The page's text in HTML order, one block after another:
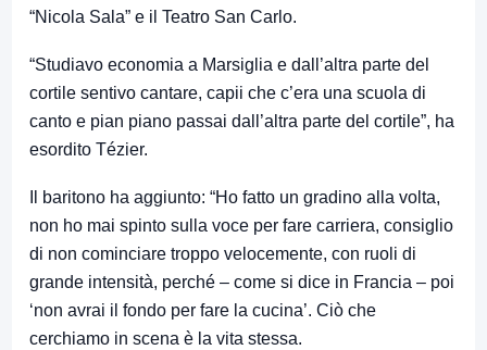
“Nicola Sala” e il Teatro San Carlo.
“Studiavo economia a Marsiglia e dall’altra parte del
cortile sentivo cantare, capii che c’era una scuola di
canto e pian piano passai dall’altra parte del cortile”, ha
esordito Tézier.
Il baritono ha aggiunto: “Ho fatto un gradino alla volta,
non ho mai spinto sulla voce per fare carriera, consiglio
di non cominciare troppo velocemente, con ruoli di
grande intensità, perché – come si dice in Francia – poi
‘non avrai il fondo per fare la cucina’. Ciò che
cerchiamo in scena è la vita stessa.